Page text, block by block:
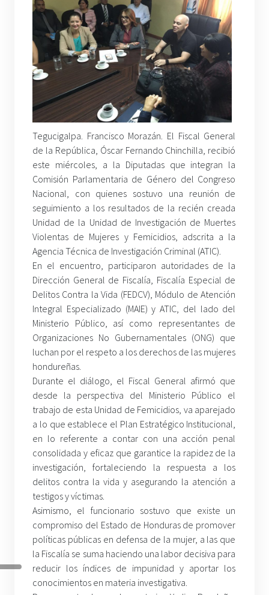
Tegucigalpa. Francisco Morazán. El Fiscal General
de la República, Óscar Fernando Chinchilla, recibió
este miércoles, a la Diputadas que integran la
Comisión Parlamentaria de Género del Congreso
Nacional, con quienes sostuvo una reunión de
seguimiento a los resultados de la recién creada
Unidad de la Unidad de Investigación de Muertes
Violentas de Mujeres y Femicidios, adscrita a la
Agencia Técnica de Investigación Criminal (ATIC).
En el encuentro, participaron autoridades de la
Dirección General de Fiscalía, Fiscalía Especial de
Delitos Contra la Vida (FEDCV), Módulo de Atención
Integral Especializado (MAIE) y ATIC, del lado del
Ministerio Público, así como representantes de
Organizaciones No Gubernamentales (ONG) que
luchan por el respeto a los derechos de las mujeres
hondureñas.
Durante el diálogo, el Fiscal General afirmó que
desde la perspectiva del Ministerio Público el
trabajo de esta Unidad de Femicidios, va aparejado
a lo que establece el Plan Estratégico Institucional,
en lo referente a contar con una acción penal
consolidada y eficaz que garantice la rapidez de la
investigación, fortaleciendo la respuesta a los
delitos contra la vida y asegurando la atención a
testigos y víctimas.
Asimismo, el funcionario sostuvo que existe un
compromiso del Estado de Honduras de promover
políticas públicas en defensa de la mujer, a las que
la Fiscalía se suma haciendo una labor decisiva para
reducir los índices de impunidad y aportar los
conocimientos en materia investigativa.